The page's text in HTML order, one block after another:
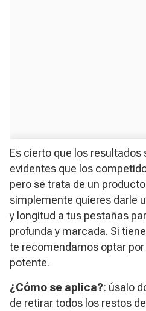
Es cierto que los resultados
evidentes que los
pero se trata de un
simplemente quieres darle
y longitud a tus pestañas
profunda y marcada. Si
te recomendamos optar
potente.
¿Cómo se aplica?: úsalo
de retirar todos los restos